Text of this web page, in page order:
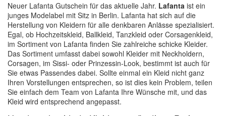
Neuer Lafanta Gutschein für das aktuelle Jahr. Lafanta ist ein
junges Modelabel mit Sitz in Berlin. Lafanta hat sich auf die
Herstellung von Kleidern für alle denkbaren Anlässe spezialisiert.
Egal, ob Hochzeitskleid, Ballkleid, Tanzkleid oder Corsagenkleid,
im Sortiment von Lafanta finden Sie zahlreiche schicke Kleider.
Das Sortiment umfasst dabei sowohl Kleider mit Neckholdern,
Corsagen, im Sissi- oder Prinzessin-Look, bestimmt ist auch für
Sie etwas Passendes dabei. Sollte einmal ein Kleid nicht ganz
Ihren Vorstellungen entsprechen, so ist dies kein Problem, teilen
Sie einfach dem Team von Lafanta Ihre Wünsche mit, und das
Kleid wird entsprechend angepasst.